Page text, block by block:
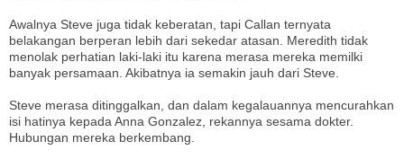
Awalnya Steve juga tidak keberatan, tapi Callan ternyata
belakangan berperan lebih dari sekedar atasan. Meredith tidak
menolak perhatian laki-laki itu karena merasa mereka memilki
banyak persamaan. Akibatnya ia semakin jauh dari Steve.
Steve merasa ditinggalkan, dan dalam kegalauannya mencurahkan
isi hatinya kepada Anna Gonzalez, rekannya sesama dokter.
Hubungan mereka berkembang.